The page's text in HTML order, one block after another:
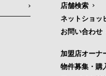
店舗検索
ネットショッ
お問い合わせ
加盟店オーナ
物件募集・購